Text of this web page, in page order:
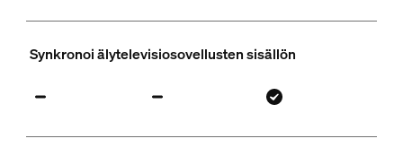
Synkronoi älytelevisiosovellusten sisällön